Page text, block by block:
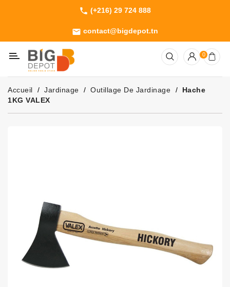
phone (+216) 29 724 888
email contact@bigdepot.tn
Machines
Outillage
Jardinage
Consommables
0
Accueil Jardinage Outillage De Jardinage
Hache
1KG VALEX